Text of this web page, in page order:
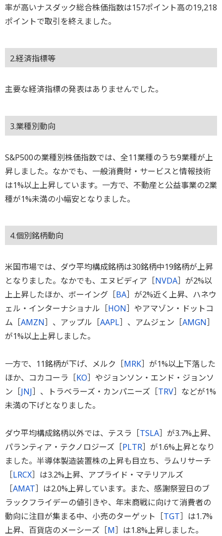
率が高いナスダック総合株価指数は157ポイント高の19,218
ポイントで取引を終えました。
2.経済指標等
主要な経済指標の発表はありませんでした。
3.業種別動向
S&P500の業種別株価指数では、全11業種のうち9業種が上
昇しました。なかでも、一般消費財・サービスと情報技術
は1%以上上昇しています。一方で、不動産と公益事業の2業
種が1%未満の小幅安となりました。
4.個別銘柄動向
米国市場では、ダウ平均構成銘柄は30銘柄中19銘柄が上昇
となりました。なかでも、エヌビディア［NVDA］が2%以
上上昇したほか、ボーイング［BA］が2%近く上昇、ハネウ
ェル・インターナショナル［HON］やアマゾン・ドットコ
ム［AMZN］、アップル［AAPL］、アムジェン［AMGN］
が1%以上上昇しました。
一方で、11銘柄が下げ、メルク［MRK］が1%以上下落した
ほか、コカコーラ［KO］やジョンソン・エンド・ジョンソ
ン［JNJ］、トラベラーズ・カンパニーズ［TRV］などが1%
未満の下げとなりました。
ダウ平均構成銘柄以外では、テスラ［TSLA］が3.7%上昇、
パランティア・テクノロジーズ［PLTR］が1.6%上昇となり
ました。半導体製造装置株の上昇も目立ち、ラムリサーチ
［LRCX］は3.2%上昇、アプライド・マテリアルズ
［AMAT］は2.0%上昇しています。また、感謝祭翌日のブ
ラックフライデーの値引きや、年末商戦に向けて消費者の
動向に注目が集まる中、小売のターゲット［TGT］は1.7%
上昇、百貨店のメーシーズ［M］は1.8%上昇しました。